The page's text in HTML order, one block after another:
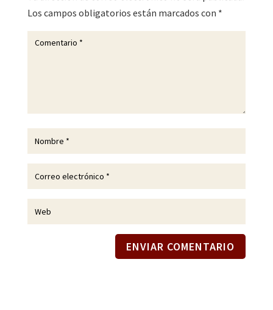
Los campos obligatorios están marcados con *
ENVIAR COMENTARIO